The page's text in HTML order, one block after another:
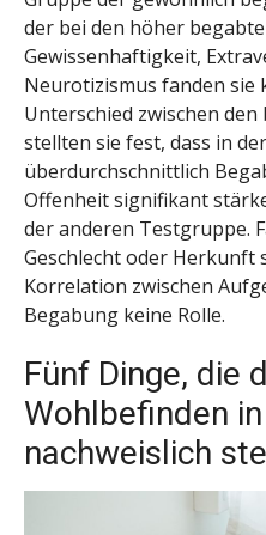
der bei den höher
Gewissenhaftigkeit,
Neurotizismus fanden sie
Unterschied zwischen
stellten sie fest, dass in
überdurchschnittlich
Offenheit signifikant
der anderen Testgruppe.
Geschlecht oder Herkunft
Korrelation zwischen
Begabung keine Rolle.
Fünf Dinge, die
Wohlbefinden
nachweislich